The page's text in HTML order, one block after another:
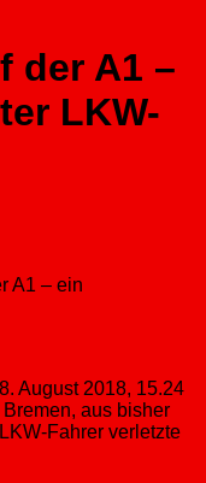
der A1 –
LKW-
August 2018, 15.24
aus bisher
Fahrer verletzte